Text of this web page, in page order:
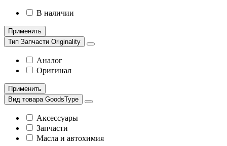
В наличии
Применить
Тип Запчасти Originality
Аналог
Оригинал
Применить
Вид товара GoodsType
Аксессуары
Запчасти
Масла и автохимия